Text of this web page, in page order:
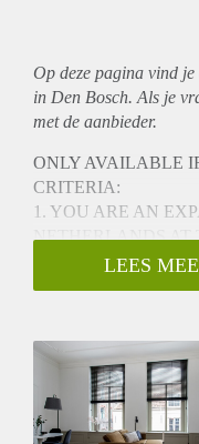
Op deze pagina vind
in Den Bosch. Als je
met de aanbieder.
ONLY AVAILABLE
CRITERIA:
1. YOU ARE AN
NETHERLANDS AT
2. HOUSING FOR
EXAMPLE A
Hertogenbosch!
Welcome to this
the heart of 's-
This brand-new,
LEES